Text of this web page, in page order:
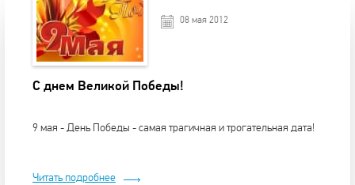
08 мая 2012
С днем Великой Победы!
9 мая - День Победы - самая трагичная и трогательная дата!
Читать подробнее